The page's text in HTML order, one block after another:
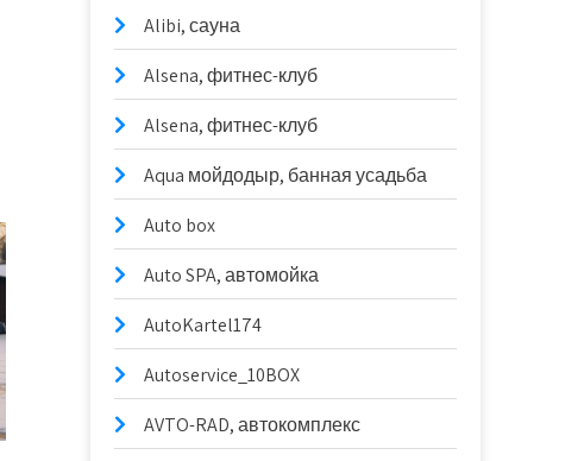
Alibi, сауна
Alsena, фитнес-клуб
Alsena, фитнес-клуб
Aqua мойдодыр, банная усадьба
Auto box
Auto SPA, автомойка
AutoKartel174
Autoservice_10BOX
AVTO-RAD, автокомплекс